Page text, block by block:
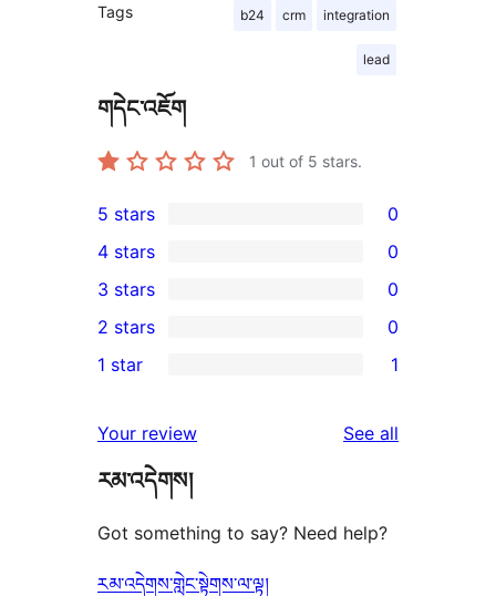
Tags b24 crm integration
lead
གདེང་འཇོག
1 out of 5 stars.
0
5-
star
reviews
5 stars 0
4-
star
reviews
4 stars 0
0
3-
star
3 stars 0
2-
reviews
2 stars 0
star
review
1 star 1
Your review See all
རམ་འདེགས།
Got something to say? Need help?
རམ་འདེགས་གླེང་སྟེགས་ལ་ལྟ།